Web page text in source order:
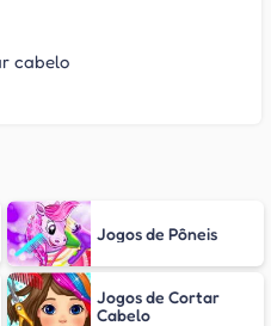
cabelo
Jogos de Pôneis
Jogos de Cortar
Cabelo